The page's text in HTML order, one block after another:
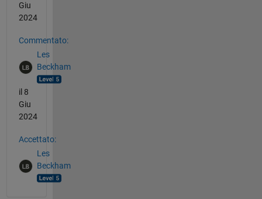
Giu
2024
Commentato:
Les
Beckham
il 8
Giu
2024
Accettato:
Les
Beckham